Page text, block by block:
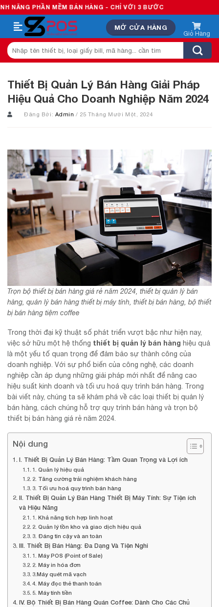
Skip
to
content
MỀM BÁN HÀNG - CHỈ VỚI 3 BƯỚC
MỞ CỬA HÀNG
Tìm
kiếm:
Thiết Bị Quản Lý Bán Hàng Giải Pháp
Hiệu Quả Cho Doanh Nghiệp Năm 2024
Đăng Bởi: Admin/ 25 Tháng Mười Một, 2024
Trọn bộ thiết bị bán hàng giá rẻ năm 2024, thiết bị quản lý bán
hàng, quản lý bán hàng thiết bị máy tính, thiết bị bán hàng, bộ thiết
bị bán hàng tiệm coffee
Trong thời đại kỹ thuật số phát triển vượt bậc như hiện nay,
việc sở hữu một hệ thống thiết bị quản lý bán hàng hiệu quả
là một yếu tố quan trọng để đảm bảo sự thành công của
doanh nghiệp. Với sự phổ biến của công nghệ, các doanh
nghiệp cần áp dụng những giải pháp mới nhất để nâng cao
hiệu suất kinh doanh và tối ưu hoá quy trình bán hàng. Trong
bài viết này, chúng ta sẽ khám phá về các loại thiết bị quản lý
bán hàng, cách chúng hỗ trợ quy trình bán hàng và trọn bộ
thiết bị bán hàng giá rẻ năm 2024.
Nội dung
I. Thiết Bị Quản Lý Bán Hàng: Tầm Quan Trọng và Lợi ích
1. Quản lý hiệu quả
2. Tăng cường trải nghiệm khách hàng
3. Tối ưu hoá quy trình bán hàng
II. Thiết Bị Quản Lý Bán Hàng Thiết Bị Máy Tính: Sự Tiện ích
và Hiệu Năng
1. Khả năng tích hợp linh hoạt
2. Quản lý tồn kho và giao dịch hiệu quả
3. Đáng tin cậy và an toàn
III. Thiết Bị Bán Hàng: Đa Dạng Và Tiện Nghi
1. Máy POS (Point of Sale)
2. Máy in hóa đơn
3.Máy quét mã vạch
4. Máy đọc thẻ thanh toán
5. Máy tính tiền
IV. Bộ Thiết Bị Bán Hàng Quán Coffee: Dành Cho Các Chủ